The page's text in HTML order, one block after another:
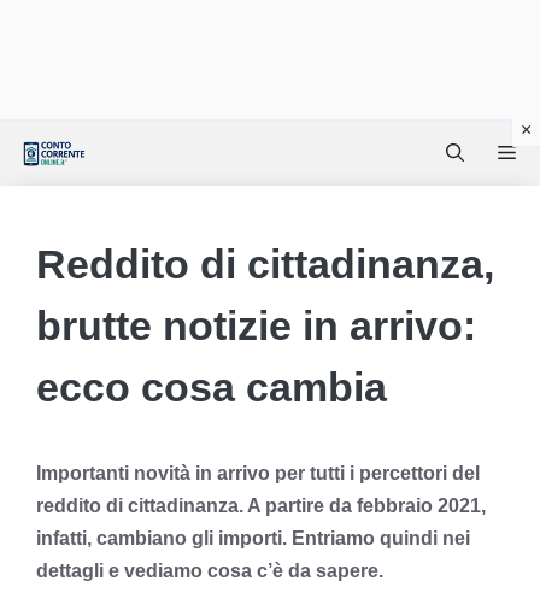
Reddito di cittadinanza,
brutte notizie in arrivo:
ecco cosa cambia
Importanti novità in arrivo per tutti i percettori del
reddito di cittadinanza. A partire da febbraio 2021,
infatti, cambiano gli importi. Entriamo quindi nei
dettagli e vediamo cosa c’è da sapere.